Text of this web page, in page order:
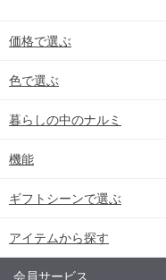
価格で選ぶ
色で選ぶ
暮らしの中のナルミ
機能
ギフトシーンで選ぶ
アイテムから探す
会員サービス